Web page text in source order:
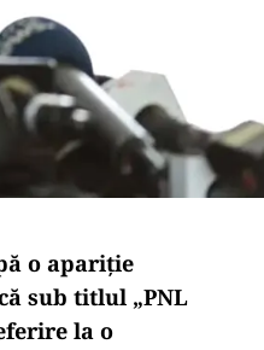
o apariție
sub titlul „PNL
la o